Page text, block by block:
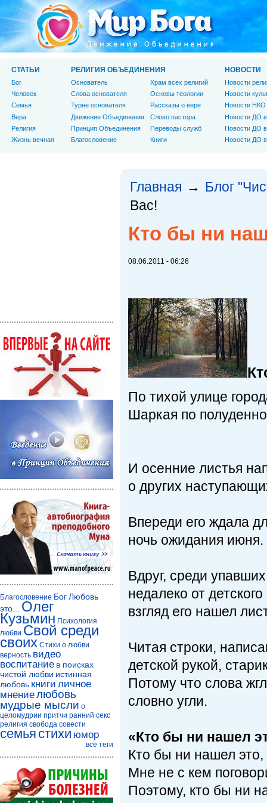
Главная → Блог
Вас!
Кто бы ни
08.06.2011 - 06:26
По тихой улице
Шаркая по
И осенние листья
о других
Впереди его ждала
ночь ожидания июня.
Вдруг, среди
недалеко от
взгляд его нашел
Читая строки,
детской рукой,
Потому что слова
словно угли.
«Кто бы ни нашел
Кто бы ни нашел
Мне не с кем
Поэтому, кто бы ни
СТАТЬИ
Бог
Человек
Cемья
Вера
Религия
Жизнь вечная
РЕЛИГИЯ ОБЪЕДИНЕНИЯ
Основатель
Слова основателя
Турне основателя
Движение Объединения
Принцип Объединения
Благословение
Храм всех религий
Основы теологии
Рассказы о вере
Слово пастора
Переводы служб
Книги
НОВОСТИ
Новости
Новости
Новости НКО
Новости ДО
Новости ДО
Новости ДО
Благословение БогЛюбовь
это...
Олег
Кузьмин Психология
любви Свой среди
своих Стихи о любви
верность видео
воспитание в поисках
чистой любви истинная
любовь книги личное
мнениелюбовь
мудрые мысли о
целомудрии притчи ранний секс
религия свобода совести
семья стихи юмор
все теги